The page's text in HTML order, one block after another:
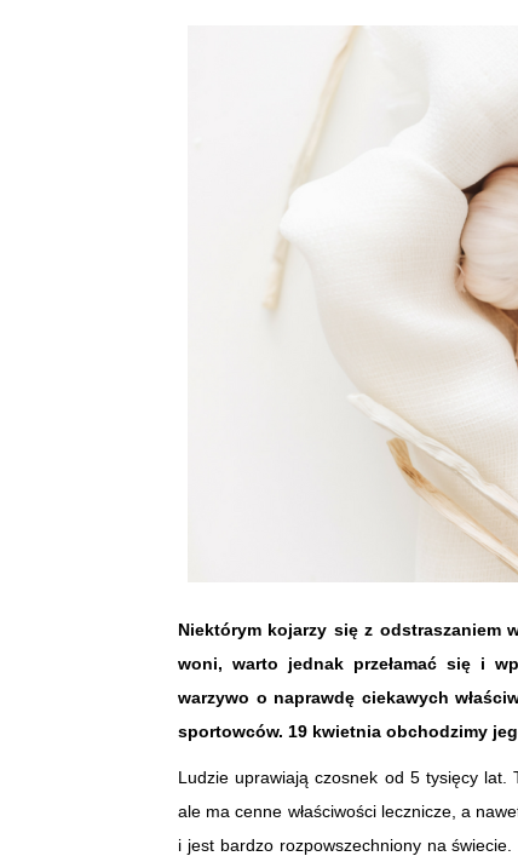
Niektórym kojarzy się z odstraszaniem
woni, warto jednak przełamać się i
warzywo o naprawdę ciekawych
sportowców. 19 kwietnia obchodzimy
Ludzie uprawiają czosnek od 5 tysięcy lat.
ale ma cenne właściwości lecznicze, a
i jest bardzo rozpowszechniony na